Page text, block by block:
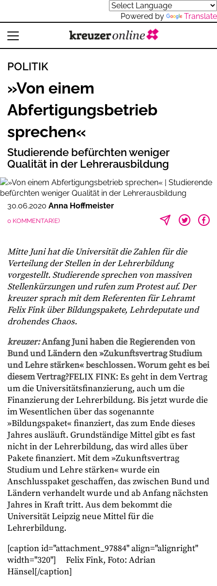
Powered by Translate
POLITIK
»Von einem
Abfertigungsbetrieb
sprechen«
Studierende befürchten weniger
Qualität in der Lehrerausbildung
30.06.2020 Anna Hoffmeister
0 KOMMENTAR(E)
Mitte Juni hat die Universität die Zahlen für die
Verteilung der Stellen in der Lehrerbildung
vorgestellt. Studierende sprechen von massiven
Stellenkürzungen und rufen zum Protest auf. Der
kreuzer sprach mit dem Referenten für Lehramt
Felix Fink über Bildungspakete, Lehrdeputate und
drohendes Chaos.
kreuzer:Anfang Juni haben die Regierenden von
Bund und Ländern den »Zukunftsvertrag Studium
und Lehre stärken« beschlossen. Worum geht es bei
diesem Vertrag?FELIX FINK: Es geht in dem Vertrag
um die Universitätsfinanzierung, auch um die
Finanzierung der Lehrerbildung. Bis jetzt wurde die
im Wesentlichen über das sogenannte
»Bildungspaket« finanziert, das zum Ende dieses
Jahres ausläuft. Grundständige Mittel gibt es fast
nicht in der Lehrerbildung, das wird alles über
Pakete finanziert. Mit dem »Zukunftsvertrag
Studium und Lehre stärken« wurde ein
Anschlusspaket geschaffen, das zwischen Bund und
Ländern verhandelt wurde und ab Anfang nächsten
Jahres in Kraft tritt. Aus dem bekommt die
Universität Leipzig neue Mittel für die
Lehrerbildung.
[caption id="attachment_97884" align="alignright"
width="320"]
Felix Fink, Foto: Adrian
Hänsel[/caption]